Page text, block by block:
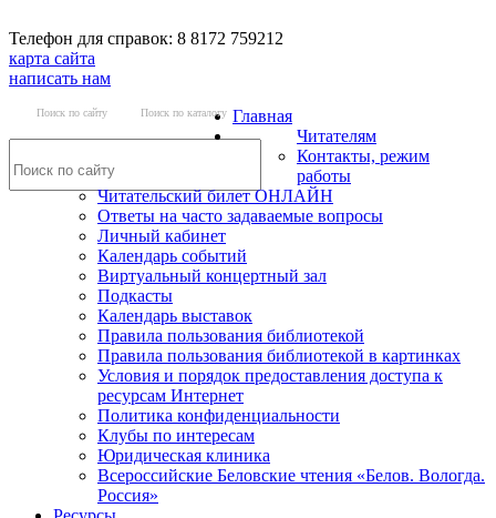
Телефон для справок: 8 8172 759212
карта сайта
написать нам
Поиск по сайту Поиск по каталогу Главная
Читателям
Контакты, режим
работы
Читательский билет ОНЛАЙН
Ответы на часто задаваемые вопросы
Личный кабинет
Календарь событий
Виртуальный концертный зал
Подкасты
Календарь выставок
Правила пользования библиотекой
Правила пользования библиотекой в картинках
Условия и порядок предоставления доступа к
ресурсам Интернет
Политика конфиденциальности
Клубы по интересам
Юридическая клиника
Всероссийские Беловские чтения «Белов. Вологда.
Россия»